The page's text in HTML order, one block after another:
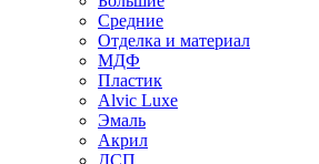
Средние
Отделка и материал
МДФ
Пластик
Alvic Luxe
Эмаль
Акрил
ДСП